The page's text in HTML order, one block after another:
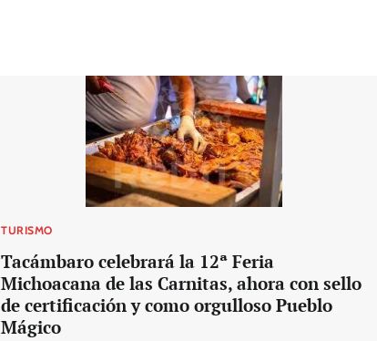
TURISMO
Tacámbaro celebrará la 12ª Feria
Michoacana de las Carnitas, ahora con sello
de certificación y como orgulloso Pueblo
Mágico